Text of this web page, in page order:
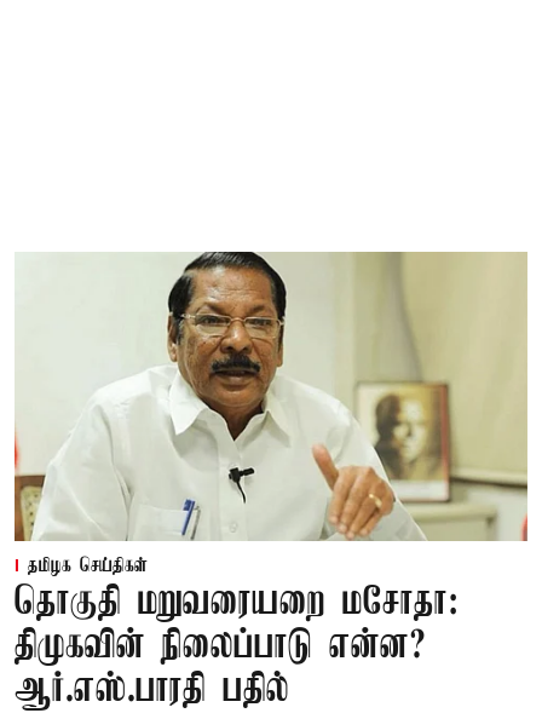
தமிழக செய்திகள்
தொகுதி மறுவரையறை மசோதா:
திமுகவின் நிலைப்பாடு என்ன?
ஆர்.எஸ்.பாரதி பதில்